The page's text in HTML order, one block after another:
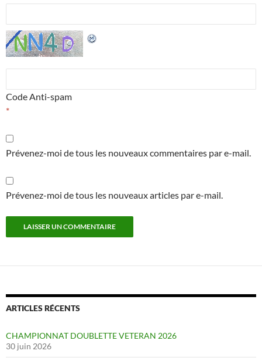
Code Anti-spam
*
Prévenez-moi de tous les nouveaux commentaires par e-mail.
Prévenez-moi de tous les nouveaux articles par e-mail.
ARTICLES RÉCENTS
CHAMPIONNAT DOUBLETTE VETERAN 2026
30 juin 2026